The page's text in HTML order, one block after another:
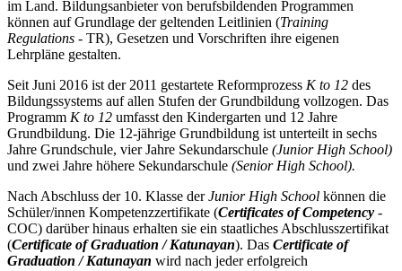
im Land. Bildungsanbieter von berufsbildenden Programmen
können auf Grundlage der geltenden Leitlinien (Training
Regulations - TR), Gesetzen und Vorschriften ihre eigenen
Lehrpläne gestalten.
Seit Juni 2016 ist der 2011 gestartete Reformprozess K to 12 des
Bildungssystems auf allen Stufen der Grundbildung vollzogen. Das
Programm K to 12 umfasst den Kindergarten und 12 Jahre
Grundbildung. Die 12-jährige Grundbildung ist unterteilt in sechs
Jahre Grundschule, vier Jahre Sekundarschule (Junior High School)
und zwei Jahre höhere Sekundarschule (Senior High School).
Nach Abschluss der 10. Klasse derJunior High School können die
Schüler/innen Kompetenzzertifikate (Certificates of Competency -
COC) darüber hinaus erhalten sie ein staatliches Abschlusszertifikat
(Certificate of Graduation / Katunayan). Das Certificate of
Graduation / Katunayan wird nach jeder erfolgreich